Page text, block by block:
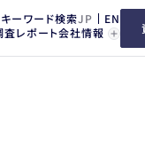
キーワード検索
査レポート会社情報